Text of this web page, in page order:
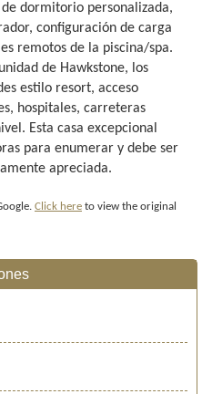
dormitorio personalizada,
configuración de carga
remotos de la piscina/spa.
de Hawkstone, los
estilo resort, acceso
hospitales, carreteras
Esta casa excepcional
para enumerar y debe ser
apreciada.
Click here to view the original